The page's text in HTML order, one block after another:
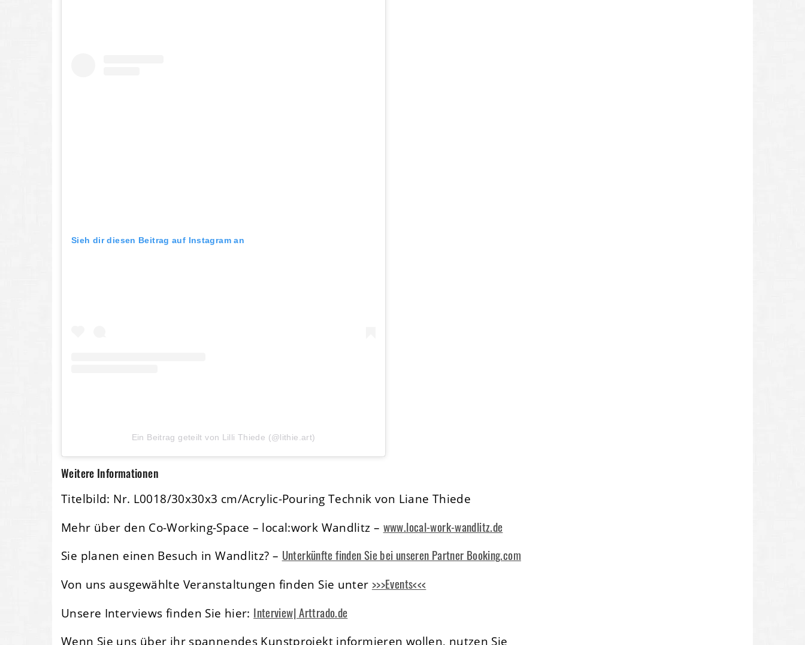
Sieh dir diesen Beitrag auf Instagram an
Ein Beitrag geteilt von Lilli Thiede (@lithie.art)
Weitere Informationen
Titelbild: Nr. L0018/30x30x3 cm/Acrylic-Pouring Technik von Liane Thiede
Mehr über den Co-Working-Space – local:work Wandlitz – www.local-work-wandlitz.de
Sie planen einen Besuch in Wandlitz? – Unterkünfte finden Sie bei unseren Partner Booking.com
Von uns ausgewählte Veranstaltungen finden Sie unter >>>Events<<<
Unsere Interviews finden Sie hier: Interview| Arttrado.de
Wenn Sie uns über ihr spannendes Kunstprojekt informieren wollen, nutzen Sie